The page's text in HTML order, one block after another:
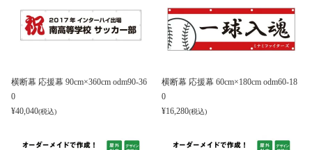
横断幕 応援幕 90cm×360cm odm90-36
0
¥40,040(税込)
横断幕 応援幕 60cm×180cm odm60-18
0
¥16,280(税込)